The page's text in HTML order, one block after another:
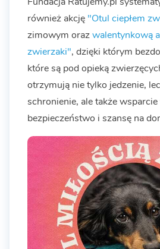
również akcję "Otul ciepłem
zimowym orazwalentynkową
zwierzaki", dzięki którym
które są pod opieką
otrzymują nie tylko jedzenie,
schronienie, ale także
bezpieczeństwo i szansę na